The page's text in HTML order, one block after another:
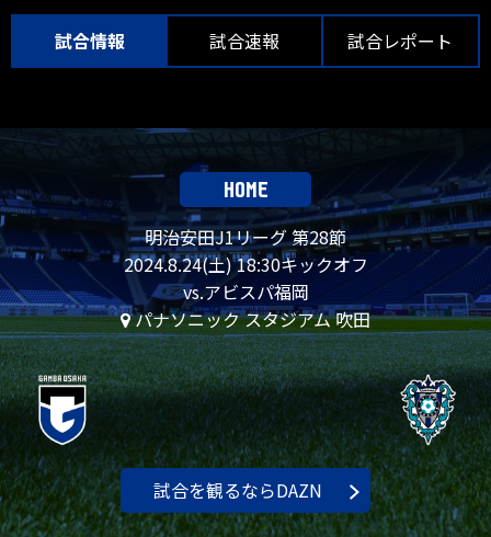
試合情報 試合速報 試合レポート
HOME
明治安田J1リーグ 第28節
2024.8.24(土) 18:30キックオフ
vs.アビスパ福岡
パナソニック スタジアム 吹田
試合を観るならDAZN